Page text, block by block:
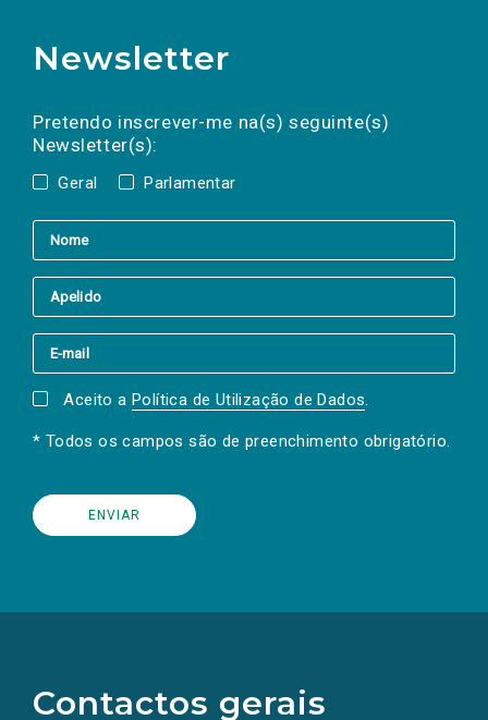
Newsletter
Pretendo inscrever-me na(s) seguinte(s)
Newsletter(s):
Geral Parlamentar
a(s) newsletter(s).
mail
Aceito a Política de Utilização de Dados.
* Todos os campos são de preenchimento obrigatório.
Contactos gerais
redes